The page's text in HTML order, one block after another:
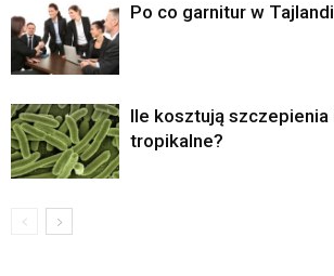
Po co garnitur w
Ile kosztują szczepienia
tropikalne?